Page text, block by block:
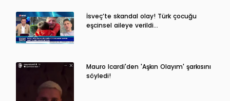
İsveç’te skandal olay! Türk çocuğu
eşcinsel aileye verildi…
Mauro Icardi'den 'Aşkın Olayım' şarkısını
söyledi!